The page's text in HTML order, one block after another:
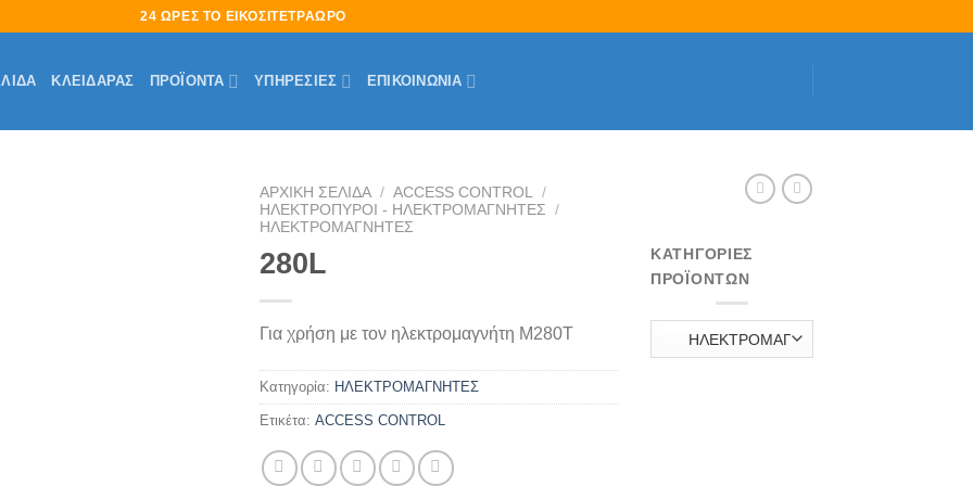
24 ΩΡΕΣ ΤΟ ΕΙΚΟΣΙΤΕΤΡΑΩΡΟ
ΚΛΕΙΔΑΡΑΣ ΠΡΟΪΟΝΤΑ ΥΠΗΡΕΣΙΕΣ ΕΠΙΚΟΙΝΩΝΙΑ
ΑΡΧΙΚΉ ΣΕΛΊΔΑ / ACCESS CONTROL /
ΗΛΕΚΤΡΟΠΥΡΟΙ - ΗΛΕΚΤΡΟΜΑΓΝΗΤΕΣ
/
ΗΛΕΚΤΡΟΜΑΓΝΗΤΕΣ
280L
Για χρήση με τον ηλεκτρομαγνήτη M280Τ
Κατηγορία: ΗΛΕΚΤΡΟΜΑΓΝΗΤΕΣ
Ετικέτα: ACCESS CONTROL
ΚΑΤΗΓΟΡΊΕΣ
ΠΡΟΪΌΝΤΩΝ